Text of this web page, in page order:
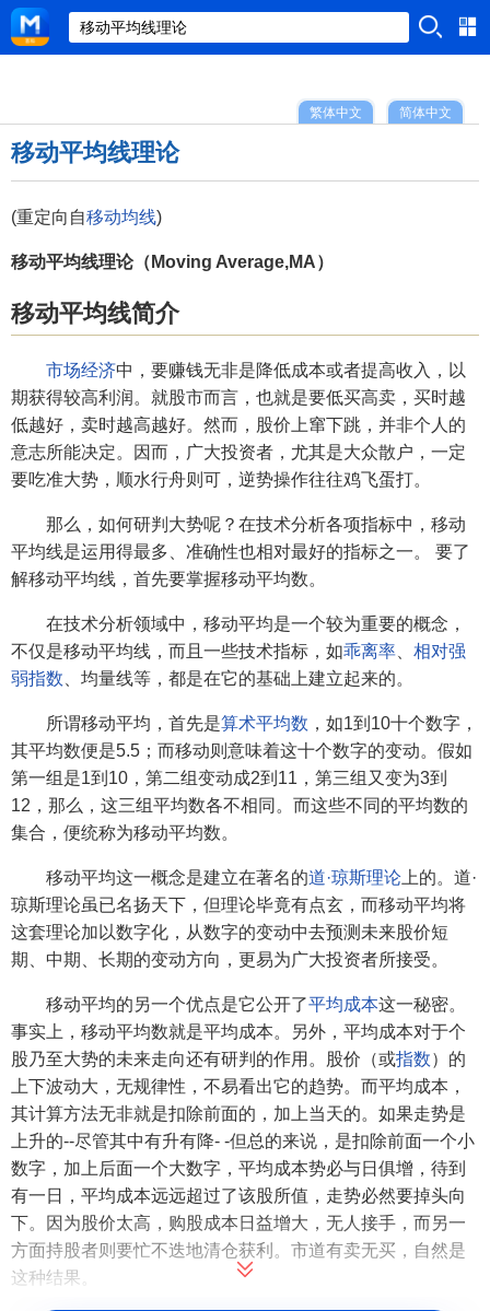
简体中文
繁体中文
移动平均线理论
(重定向自移动均线)
移动平均线理论（Moving Average,MA）
移动平均线简介
市场经济中，要赚钱无非是降低成本或者提高收入，以
期获得较高利润。就股市而言，也就是要低买高卖，买时越
低越好，卖时越高越好。然而，股价上窜下跳，并非个人的
意志所能决定。因而，广大投资者，尤其是大众散户，一定
要吃准大势，顺水行舟则可，逆势操作往往鸡飞蛋打。
那么，如何研判大势呢？在技术分析各项指标中，移动
平均线是运用得最多、准确性也相对最好的指标之一。 要了
解移动平均线，首先要掌握移动平均数。
在技术分析领域中，移动平均是一个较为重要的概念，
不仅是移动平均线，而且一些技术指标，如乖离率
相对强
弱指数 、均量线等，都是在它的基础上建立起来的。
所谓移动平均，首先是算术平均数 ，如1到10十个数字，
其平均数便是5.5；而移动则意味着这十个数字的变动。假如
第一组是1到10，第二组变动成2到11，第三组又变为3到
12，那么，这三组平均数各不相同。而这些不同的平均数的
集合，便统称为移动平均数。
移动平均这一概念是建立在著名的道·琼斯理论 上的。道·
琼斯理论虽已名扬天下，但理论毕竟有点玄，而移动平均将
这套理论加以数字化，从数字的变动中去预测未来股价短
期、中期、长期的变动方向，更易为广大投资者所接受。
移动平均的另一个优点是它公开了平均成本这一秘密。
事实上，移动平均数就是平均成本。另外，平均成本对于个
股乃至大势的未来走向还有研判的作用。股价（或指数）的
上下波动大，无规律性，不易看出它的趋势。而平均成本，
其计算方法无非就是扣除前面的，加上当天的。如果走势是
上升的--尽管其中有升有降- -但总的来说，是扣除前面一个小
数字，加上后面一个大数字，平均成本势必与日俱增，待到
有一日，平均成本远远超过了该股所值，走势必然要掉头向
下。因为股价太高，购股成本日益增大，无人接手，而另一
方面持股者则要忙不迭地清仓获利。市道有卖无买，自然是
这种结果。